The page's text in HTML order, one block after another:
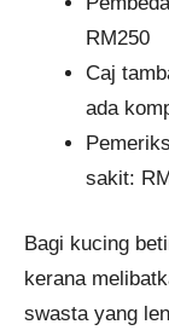
RM250
Caj
ada
sakit:
Bagi kucing
kerana
swasta yang